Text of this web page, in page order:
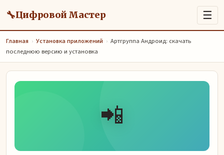
🔧Цифровой Мастер ☰
Главная › Установка приложений › Артгруппа Андроид: скачать
последнюю версию и установка
📲